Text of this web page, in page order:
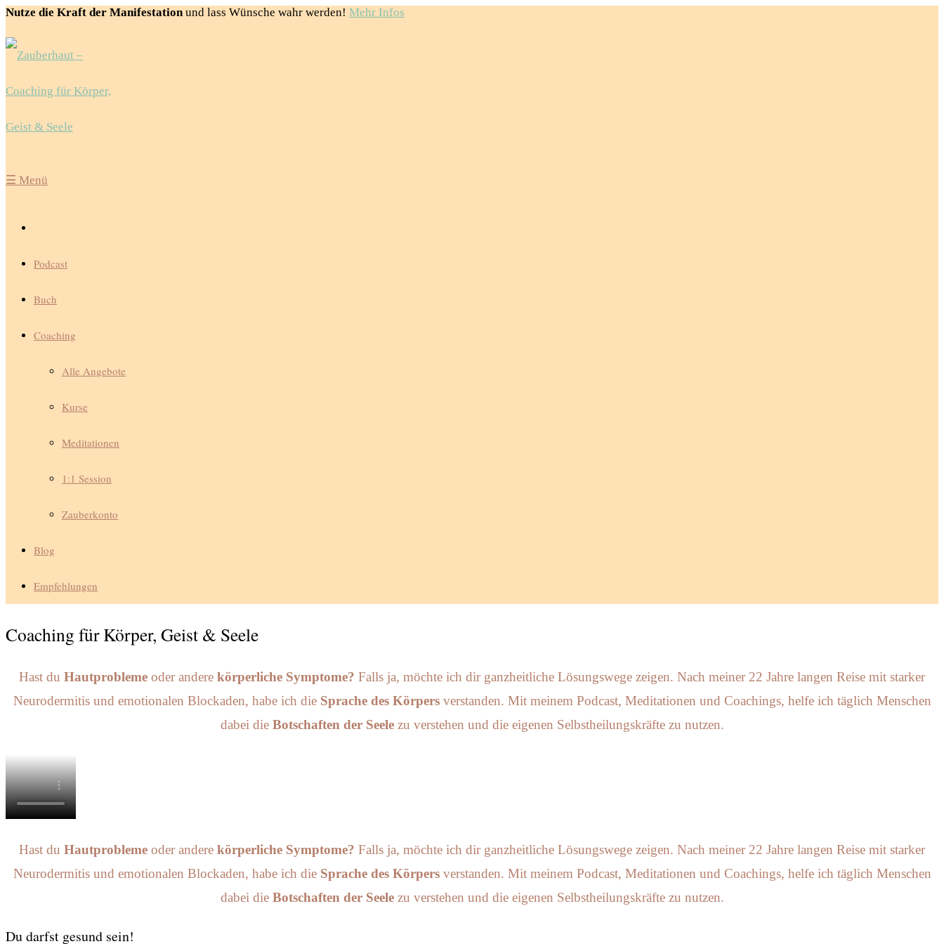
Nutze die Kraft der Manifestationund lass Wünsche wahr werden! Mehr Infos
☰ Menü
Podcast
Buch
Coaching
Alle Angebote
Kurse
Meditationen
1:1 Session
Zauberkonto
Blog
Empfehlungen
Coaching für Körper, Geist & Seele
Hast du Hautprobleme oder andere körperliche Symptome? Falls ja, möchte ich dir ganzheitliche Lösungswege zeigen. Nach meiner 22 Jahre langen Reise mit starker
Neurodermitis und emotionalen Blockaden, habe ich die Sprache des Körpersverstanden. Mit meinem Podcast, Meditationen und Coachings, helfe ich täglich Menschen
dabei die Botschaften der Seelezu verstehen und die eigenen Selbstheilungskräfte zu nutzen.
Hast du Hautprobleme oder andere körperliche Symptome? Falls ja, möchte ich dir ganzheitliche Lösungswege zeigen. Nach meiner 22 Jahre langen Reise mit starker
Neurodermitis und emotionalen Blockaden, habe ich die Sprache des Körpersverstanden. Mit meinem Podcast, Meditationen und Coachings, helfe ich täglich Menschen
dabei die Botschaften der Seelezu verstehen und die eigenen Selbstheilungskräfte zu nutzen.
Du darfst gesund sein!